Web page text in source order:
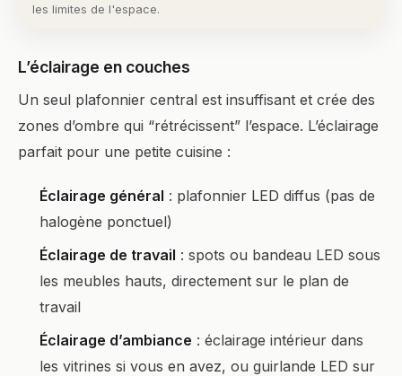
les limites de l'espace.
L’éclairage en couches
Un seul plafonnier central est insuffisant et crée des
zones d’ombre qui “rétrécissent” l’espace. L’éclairage
parfait pour une petite cuisine :
Éclairage général : plafonnier LED diffus (pas de
halogène ponctuel)
Éclairage de travail : spots ou bandeau LED sous
les meubles hauts, directement sur le plan de
travail
Éclairage d’ambiance : éclairage intérieur dans
les vitrines si vous en avez, ou guirlande LED sur